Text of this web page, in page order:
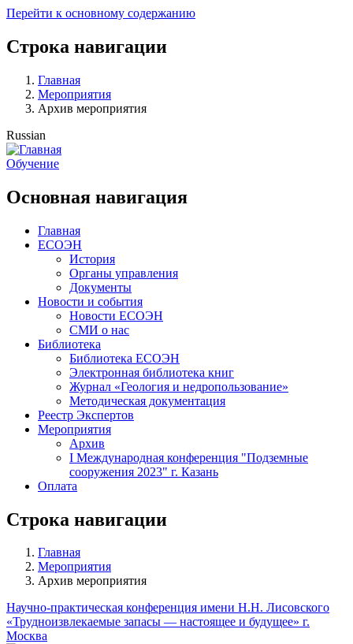
Перейти к основному содержанию
Строка навигации
Главная
Мероприятия
Архив мероприятия
Russian
Обучение
Основная навигация
Главная
ЕСОЭН
История
Органы управления
Документы
Новости и события
Новости ЕСОЭН
СМИ о нас
Библиотека
Библиотека ЕСОЭН
Электронная библиотека книг
Журнал «Геология и недропользование»
Методическая документация
Реестр Экспертов
Мероприятия
Архив
I Международная конференция "Подземные
сооружения 2023" г. Казань
Оплата
Строка навигации
Главная
Мероприятия
Архив мероприятия
Научно-практическая конференция имени Н.Н. Лисовского
«Трудноизвлекаемые запасы — настоящее и будущее» г.
Москва